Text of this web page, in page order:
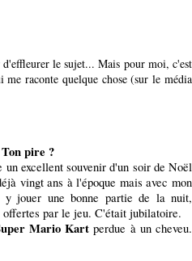
le sujet... Mais pour moi, c'est
raconte quelque chose (sur le média
pire ?
excellent souvenir d'un soir de Noël
vingt ans à l'époque mais avec mon
jouer une bonne partie de la nuit,
par le jeu. C'était jubilatoire.
Mario Kart perdue à un cheveu.